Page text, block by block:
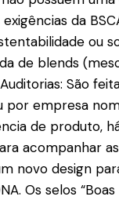
da
ou
de blends
São
por empresa
de produto,
acompanhar
novo design
Os selos “Boas